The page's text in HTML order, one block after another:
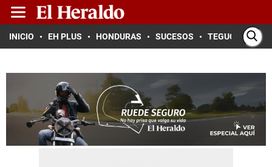
INICIO EH PLUS HONDURAS SUCESOS TEGUCIGALPA